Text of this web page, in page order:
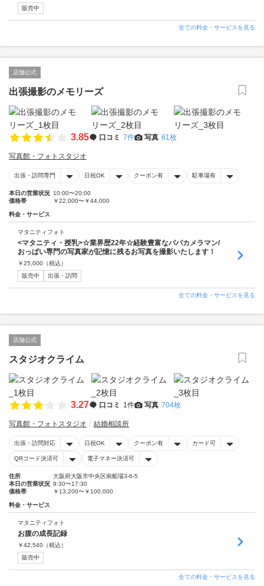
販売中
全ての料金・サービスを見る
店舗公式
出張撮影のメモリーズ
3.85 口コミ 7件 写真 61枚
写真館・フォトスタジオ
出張・訪問専門 日祝OK クーポン有 駐車場有
本日の営業状況 10:00〜20:00
価格帯
￥22,000〜￥44,000
料金・サービス
マタニティフォト
<マタニティ・授乳>☆業界歴22年☆経験豊富なパパカメラマン/
おっぱい専門の写真家が記憶に残るお写真を撮影いたします！
￥25,000 （税込）
販売中
出張・訪問
全ての料金・サービスを見る
店舗公式
スタジオクライム
3.27 口コミ 1件 写真 704枚
写真館・フォトスタジオ 結婚相談所
出張・訪問対応 日祝OK クーポン有 カード可
QRコード決済可 電子マネー決済可
住所
大阪府大阪市中央区南船場3-6-5
本日の営業状況 9:30〜17:30
価格帯
￥13,200〜￥100,000
料金・サービス
マタニティフォト
お腹の成長記録
￥42,540 （税込）
販売中
全ての料金・サービスを見る